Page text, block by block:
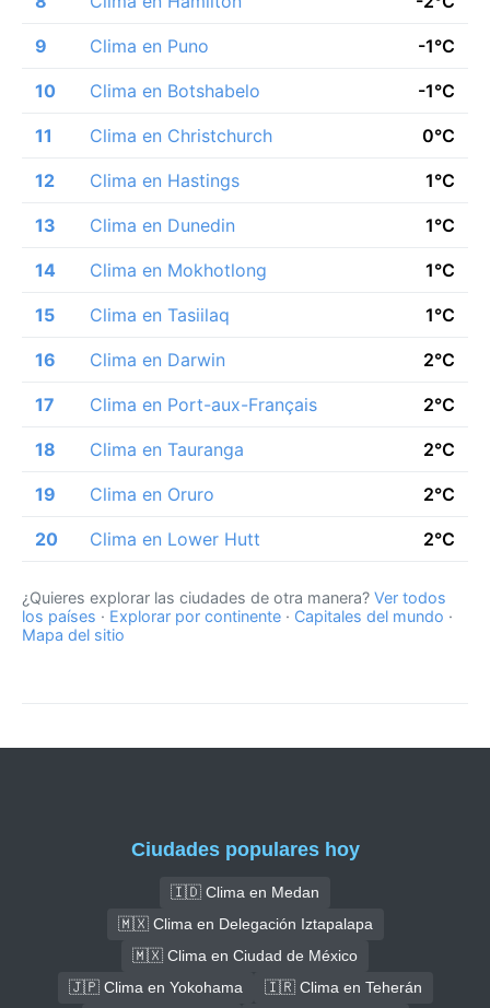
9 Clima en Puno -1°C
10 Clima en Botshabelo -1°C
11 Clima en Christchurch 0°C
12 Clima en Hastings 1°C
13 Clima en Dunedin 1°C
14 Clima en Mokhotlong 1°C
15 Clima en Tasiilaq 1°C
16 Clima en Darwin 2°C
17 Clima en Port-aux-Français 2°C
18 Clima en Tauranga 2°C
19 Clima en Oruro 2°C
20 Clima en Lower Hutt 2°C
¿Quieres explorar las ciudades de otra manera? Ver todos
los países · Explorar por continente · Capitales del mundo ·
Mapa del sitio
Ciudades populares hoy
🇮🇩 Clima en Medan
🇲🇽 Clima en Delegación Iztapalapa
🇲🇽 Clima en Ciudad de México
🇯🇵 Clima en Yokohama
🇮🇷 Clima en Teherán